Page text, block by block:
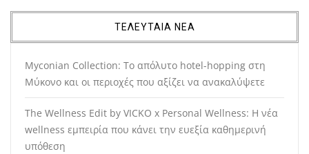
ΤΕΛΕΥΤΑΙΑ ΝΕΑ
Myconian Collection: Το απόλυτο hotel-hopping στη
Μύκονο και οι περιοχές που αξίζει να ανακαλύψετε
The Wellness Edit by VICKO x Personal Wellness: Η νέα
wellness εμπειρία που κάνει την ευεξία καθημερινή
υπόθεση